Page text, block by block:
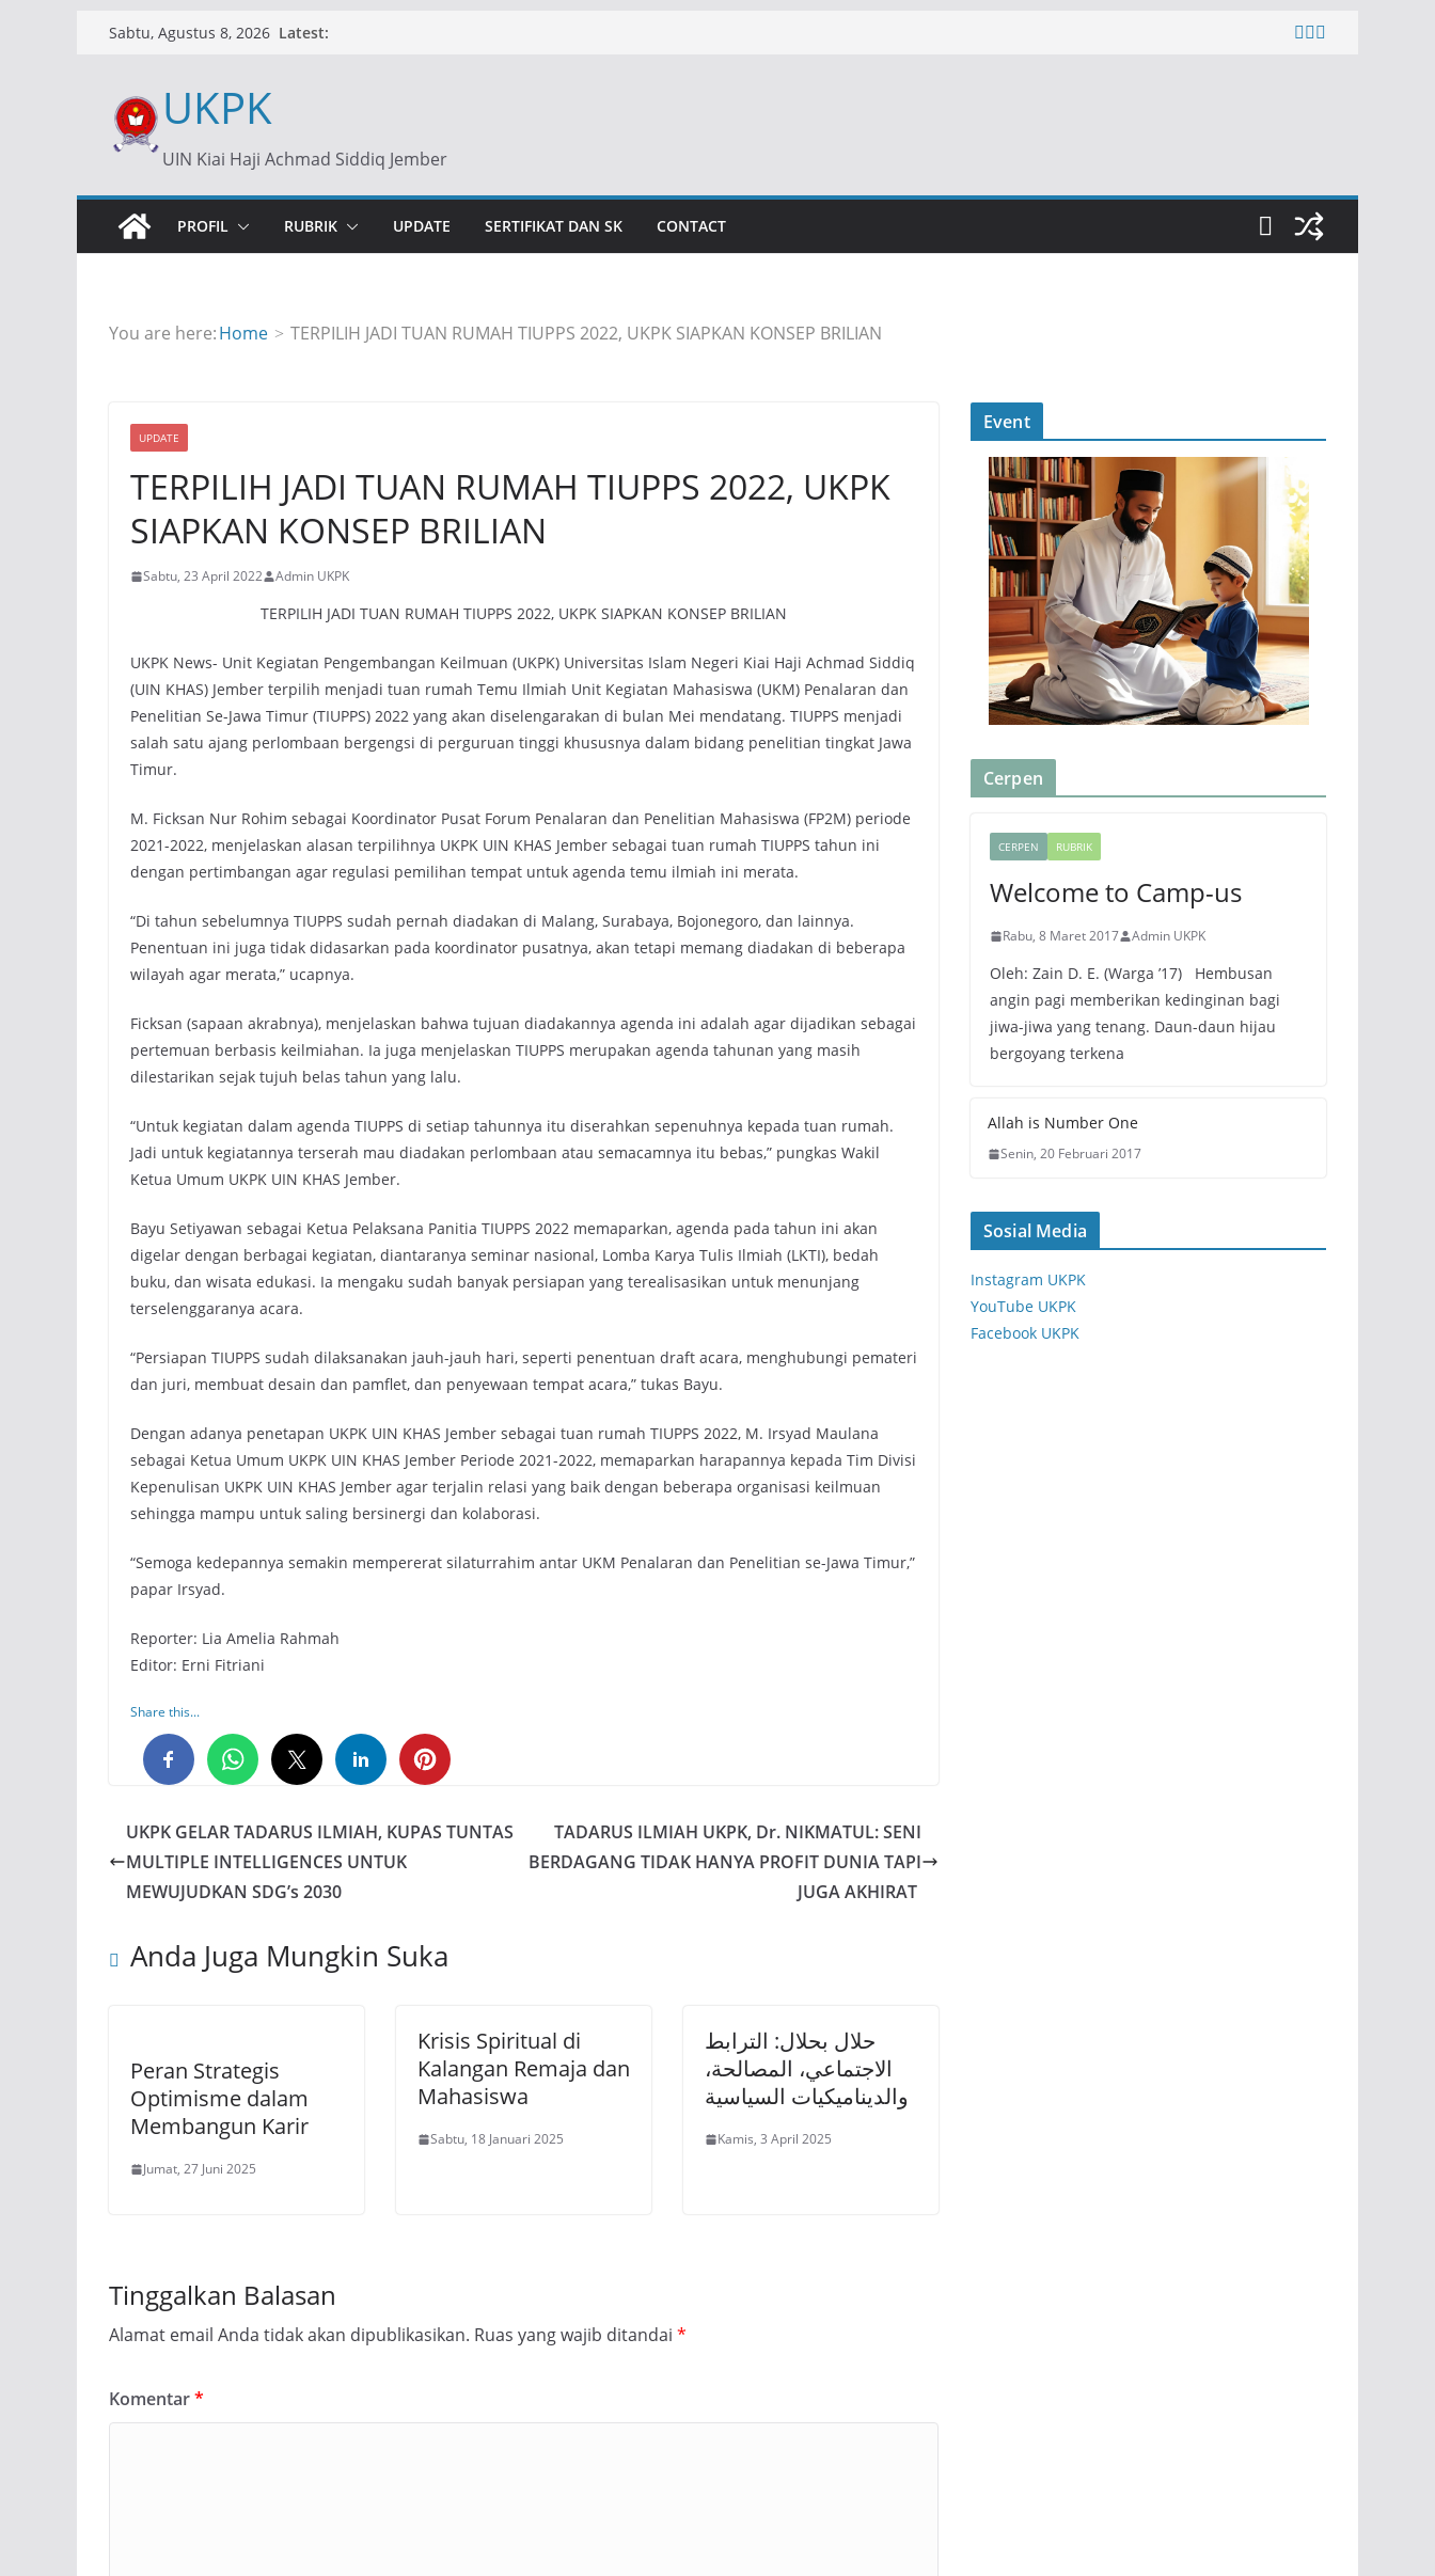
Sabtu, Agustus 8, 2026 Latest:
UKPK
UIN Kiai Haji Achmad Siddiq Jember
PROFIL RUBRIK UPDATE SERTIFIKAT DAN SK CONTACT
You are here:Home TERPILIH JADI TUAN RUMAH TIUPPS 2022, UKPK SIAPKAN KONSEP BRILIAN
UPDATE
TERPILIH JADI TUAN RUMAH TIUPPS 2022, UKPK
SIAPKAN KONSEP BRILIAN
Sabtu, 23 April 2022 Admin UKPK
TERPILIH JADI TUAN RUMAH TIUPPS 2022, UKPK SIAPKAN KONSEP BRILIAN
UKPK News- Unit Kegiatan Pengembangan Keilmuan (UKPK) Universitas Islam Negeri Kiai Haji Achmad Siddiq
(UIN KHAS) Jember terpilih menjadi tuan rumah Temu Ilmiah Unit Kegiatan Mahasiswa (UKM) Penalaran dan
Penelitian Se-Jawa Timur (TIUPPS) 2022 yang akan diselengarakan di bulan Mei mendatang. TIUPPS menjadi
salah satu ajang perlombaan bergengsi di perguruan tinggi khususnya dalam bidang penelitian tingkat Jawa
Timur.
M. Ficksan Nur Rohim sebagai Koordinator Pusat Forum Penalaran dan Penelitian Mahasiswa (FP2M) periode
2021-2022, menjelaskan alasan terpilihnya UKPK UIN KHAS Jember sebagai tuan rumah TIUPPS tahun ini
dengan pertimbangan agar regulasi pemilihan tempat untuk agenda temu ilmiah ini merata.
“Di tahun sebelumnya TIUPPS sudah pernah diadakan di Malang, Surabaya, Bojonegoro, dan lainnya.
Penentuan ini juga tidak didasarkan pada koordinator pusatnya, akan tetapi memang diadakan di beberapa
wilayah agar merata,” ucapnya.
Ficksan (sapaan akrabnya), menjelaskan bahwa tujuan diadakannya agenda ini adalah agar dijadikan sebagai
pertemuan berbasis keilmiahan. Ia juga menjelaskan TIUPPS merupakan agenda tahunan yang masih
dilestarikan sejak tujuh belas tahun yang lalu.
“Untuk kegiatan dalam agenda TIUPPS di setiap tahunnya itu diserahkan sepenuhnya kepada tuan rumah.
Jadi untuk kegiatannya terserah mau diadakan perlombaan atau semacamnya itu bebas,” pungkas Wakil
Ketua Umum UKPK UIN KHAS Jember.
Bayu Setiyawan sebagai Ketua Pelaksana Panitia TIUPPS 2022 memaparkan, agenda pada tahun ini akan
digelar dengan berbagai kegiatan, diantaranya seminar nasional, Lomba Karya Tulis Ilmiah (LKTI), bedah
buku, dan wisata edukasi. Ia mengaku sudah banyak persiapan yang terealisasikan untuk menunjang
terselenggaranya acara.
“Persiapan TIUPPS sudah dilaksanakan jauh-jauh hari, seperti penentuan draft acara, menghubungi pemateri
dan juri, membuat desain dan pamflet, dan penyewaan tempat acara,” tukas Bayu.
Dengan adanya penetapan UKPK UIN KHAS Jember sebagai tuan rumah TIUPPS 2022, M. Irsyad Maulana
sebagai Ketua Umum UKPK UIN KHAS Jember Periode 2021-2022, memaparkan harapannya kepada Tim Divisi
Kepenulisan UKPK UIN KHAS Jember agar terjalin relasi yang baik dengan beberapa organisasi keilmuan
sehingga mampu untuk saling bersinergi dan kolaborasi.
“Semoga kedepannya semakin mempererat silaturrahim antar UKM Penalaran dan Penelitian se-Jawa Timur,”
papar Irsyad.
Reporter: Lia Amelia Rahmah
Editor: Erni Fitriani
Share this...
UKPK GELAR TADARUS ILMIAH, KUPAS TUNTAS
MULTIPLE INTELLIGENCES UNTUK
MEWUJUDKAN SDG’s 2030
TADARUS ILMIAH UKPK, Dr. NIKMATUL: SENI
BERDAGANG TIDAK HANYA PROFIT DUNIA TAPI
JUGA AKHIRAT
Anda Juga Mungkin Suka
Peran Strategis
Optimisme dalam
Membangun Karir
Jumat, 27 Juni 2025
Krisis Spiritual di
Kalangan Remaja dan
Mahasiswa
Sabtu, 18 Januari 2025
حلال بحلال: الترابط
الاجتماعي، المصالحة،
والديناميكيات السياسية
Kamis, 3 April 2025
Tinggalkan Balasan
Alamat email Anda tidak akan dipublikasikan. Ruas yang wajib ditandai *
Komentar*
Event
Cerpen
CERPEN RUBRIK
Welcome to Camp-us
Rabu, 8 Maret 2017 Admin UKPK
Oleh: Zain D. E. (Warga ’17) Hembusan
angin pagi memberikan kedinginan bagi
jiwa-jiwa yang tenang. Daun-daun hijau
bergoyang terkena
Allah is Number One
Senin, 20 Februari 2017
Sosial Media
Instagram UKPK
YouTube UKPK
Facebook UKPK